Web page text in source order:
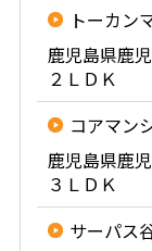
トーカン
鹿児島県鹿
２ＬＤＫ
コアマン
鹿児島県鹿
３ＬＤＫ
サーパス